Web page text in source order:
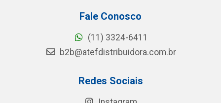
Fale Conosco
(11) 3324-6411
b2b@atefdistribuidora.com.br
Redes Sociais